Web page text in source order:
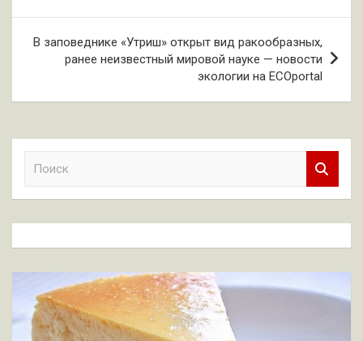
В заповеднике «Утриш» открыт вид ракообразных,
ранее неизвестный мировой науке — новости
экологии на ECOportal
к